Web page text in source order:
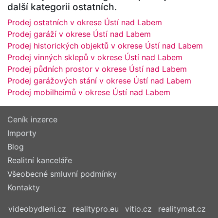
další kategorii ostatních.
Prodej ostatních v okrese Ústí nad Labem
Prodej garáží v okrese Ústí nad Labem
Prodej historických objektů v okrese Ústí nad Labem
Prodej vinných sklepů v okrese Ústí nad Labem
Prodej půdních prostor v okrese Ústí nad Labem
Prodej garážových stání v okrese Ústí nad Labem
Prodej mobilheimů v okrese Ústí nad Labem
Ceník inzerce
Importy
Blog
Realitní kanceláře
Všeobecné smluvní podmínky
Kontakty
videobydleni.cz realitypro.eu vitio.cz
realitymat.cz